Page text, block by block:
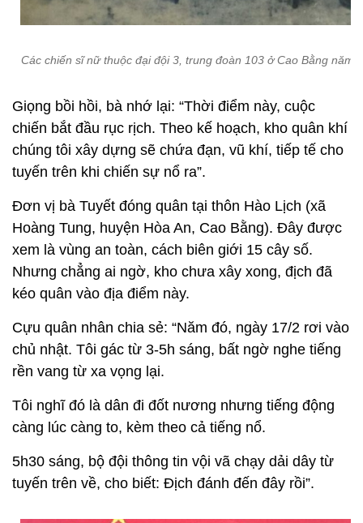
Các chiến sĩ nữ thuộc đại đội 3, trung đoàn 103 ở Cao Bằng năm
Giọng bồi hồi, bà nhớ lại: “Thời điểm này, cuộc
chiến bắt đầu rục rịch. Theo kế hoạch, kho quân khí
chúng tôi xây dựng sẽ chứa đạn, vũ khí, tiếp tế cho
tuyến trên khi chiến sự nổ ra”.
Đơn vị bà Tuyết đóng quân tại thôn Hào Lịch (xã
Hoàng Tung, huyện Hòa An, Cao Bằng). Đây được
xem là vùng an toàn, cách biên giới 15 cây số.
Nhưng chẳng ai ngờ, kho chưa xây xong, địch đã
kéo quân vào địa điểm này.
Cựu quân nhân chia sẻ: “Năm đó, ngày 17/2 rơi vào
chủ nhật. Tôi gác từ 3-5h sáng, bất ngờ nghe tiếng
rền vang từ xa vọng lại.
Tôi nghĩ đó là dân đi đốt nương nhưng tiếng động
càng lúc càng to, kèm theo cả tiếng nổ.
5h30 sáng, bộ đội thông tin vội vã chạy dải dây từ
tuyến trên về, cho biết: Địch đánh đến đây rồi”.